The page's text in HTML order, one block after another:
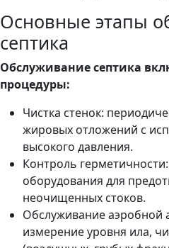
Основные этапы
септика
Обслуживание септика
процедуры:
Чистка стенок:
жировых отложений с
высокого давления.
Контроль
оборудования для
неочищенных стоков.
Обслуживание аэробной
измерение уровня ила,